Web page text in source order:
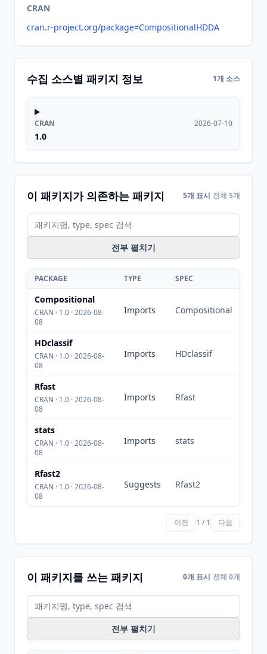
CRAN
cran.r-project.org/package=CompositionalHDDA
수집 소스별 패키지 정보 1개 소스
CRAN
1.0
2026-07-10
이 패키지가 의존하는 패키지 5개 표시 전체 5개
전부 펼치기
PACKAGE TYPE SPEC
Compositional
CRAN · 1.0 · 2026-08-
08
Imports Compositional
HDclassif
CRAN · 1.0 · 2026-08-
08
Imports HDclassif
Rfast
CRAN · 1.0 · 2026-08-
08
Imports Rfast
stats
CRAN · 1.0 · 2026-08-
08
Imports stats
Rfast2
CRAN · 1.0 · 2026-08-
08
Suggests Rfast2
이전 1 / 1 다음
이 패키지를 쓰는 패키지 0개 표시 전체 0개
전부 펼치기